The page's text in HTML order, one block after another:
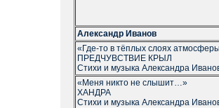
Александр Иванов
«Где-то в тёплых слоях
ПРЕДЧУВСТВИЕ КРЫЛ
Стихи и музыка Александра
«Меня никто не слышит…»
ХАНДРА
Стихи и музыка Александра